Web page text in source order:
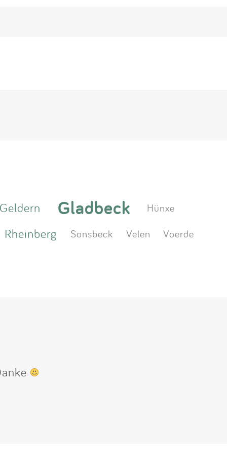
Geldern Gladbeck Hünxe
Rheinberg Sonsbeck Velen Voerde